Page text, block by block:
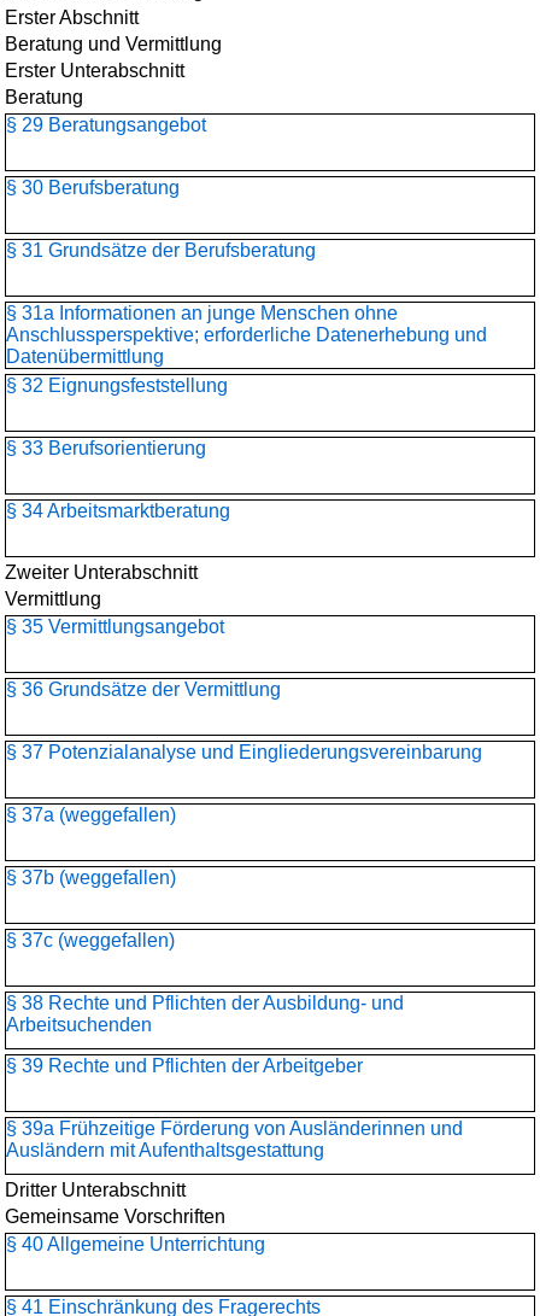
Erster Abschnitt
Beratung und Vermittlung
Erster Unterabschnitt
Beratung
§ 29 Beratungsangebot
§ 30 Berufsberatung
§ 31 Grundsätze der Berufsberatung
§ 31a Informationen an junge Menschen ohne
Anschlussperspektive; erforderliche Datenerhebung und
Datenübermittlung
§ 32 Eignungsfeststellung
§ 33 Berufsorientierung
§ 34 Arbeitsmarktberatung
Zweiter Unterabschnitt
Vermittlung
§ 35 Vermittlungsangebot
§ 36 Grundsätze der Vermittlung
§ 37 Potenzialanalyse und Eingliederungsvereinbarung
§ 37a (weggefallen)
§ 37b (weggefallen)
§ 37c (weggefallen)
§ 38 Rechte und Pflichten der Ausbildung- und
Arbeitsuchenden
§ 39 Rechte und Pflichten der Arbeitgeber
§ 39a Frühzeitige Förderung von Ausländerinnen und
Ausländern mit Aufenthaltsgestattung
Dritter Unterabschnitt
Gemeinsame Vorschriften
§ 40 Allgemeine Unterrichtung
§ 41 Einschränkung des Fragerechts